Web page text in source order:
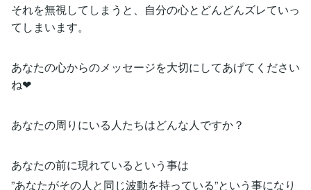
それを無視してしまうと、自分の心とどんどんズレていっ
てしまいます。
あなたの心からのメッセージを大切にしてあげてください
ね❤
あなたの周りにいる人たちはどんな人ですか？
あなたの前に現れているという事は
”あなたがその人と同じ波動を持っている”という事になり